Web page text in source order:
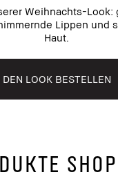
Weihnachts-Look:
Lippen und
Haut.
DEN LOOK BESTELLEN